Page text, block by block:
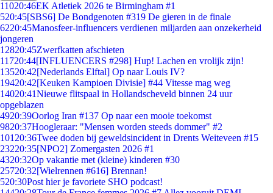
11020:46EK Atletiek 2026 te Birmingham #1
520:45[SBS6] De Bondgenoten #319 De gieren in de finale
6220:45Manosfeer-influencers verdienen miljarden aan onzekerheid
jongeren
12820:45Zwerfkatten afschieten
11720:44[INFLUENCERS #298] Hup! Lachen en vrolijk zijn!
13520:42[Nederlands Elftal] Op naar Louis IV?
19420:42[Keuken Kampioen Divisie] #44 Vitesse mag weg
14020:41Nieuwe flitspaal in Hollandscheveld binnen 24 uur
opgeblazen
4920:39Oorlog Iran #137 Op naar een mooie toekomst
9820:37Hoogleraar: "Mensen worden steeds dommer" #2
101 20:36Twee doden bij geweldsincident in Drents Weiteveen #15
23220:35[NPO2] Zomergasten 2026 #1
4320:32Op vakantie met (kleine) kinderen #30
25720:32[Wielrennen #616] Brennan!
520:30Post hier je favoriete SHO podcast!